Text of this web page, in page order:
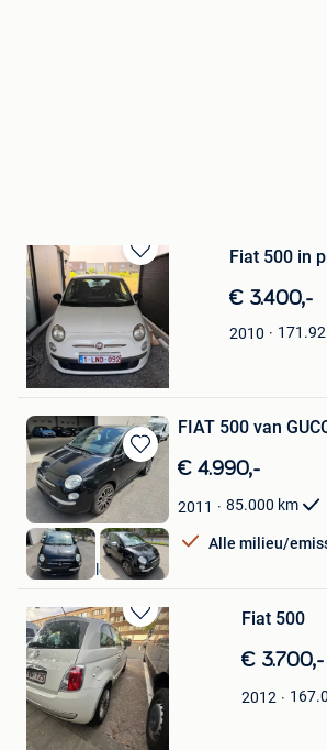
Bewaren
in
Mijn
Favorieten
Fiat 500 in
€ 3.400,-
2010
Björn
Genk
Bewaren
in
Mijn
Favorieten
FIAT 500 van
€ 4.990,-
2011 85.000 km
Alle milieu/
AUTOSAN Srl
Braine-L'Alleud
Bewaren
in
Mijn
Favorieten
Fiat 500
€ 3.700,-
2012
Mariana
Antwerpen